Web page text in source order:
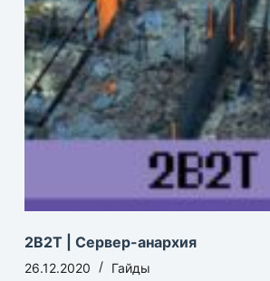
2B2T | Сервер-анархия
26.12.2020 Гайды